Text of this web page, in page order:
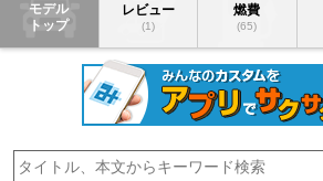
モデル
トップ
レビュー
(1)
燃費
(65)